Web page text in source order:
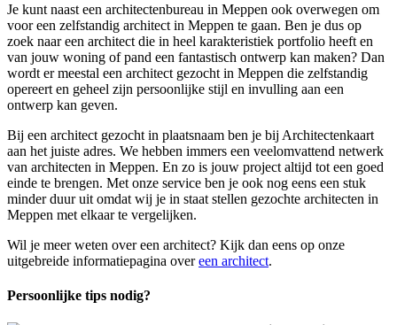
Je kunt naast een architectenbureau in Meppen ook overwegen om
voor een zelfstandig architect in Meppen te gaan. Ben je dus op
zoek naar een architect die in heel karakteristiek portfolio heeft en
van jouw woning of pand een fantastisch ontwerp kan maken? Dan
wordt er meestal een architect gezocht in Meppen die zelfstandig
opereert en geheel zijn persoonlijke stijl en invulling aan een
ontwerp kan geven.
Bij een architect gezocht in plaatsnaam ben je bij Architectenkaart
aan het juiste adres. We hebben immers een veelomvattend netwerk
van architecten in Meppen. En zo is jouw project altijd tot een goed
einde te brengen. Met onze service ben je ook nog eens een stuk
minder duur uit omdat wij je in staat stellen gezochte architecten in
Meppen met elkaar te vergelijken.
Wil je meer weten over een architect? Kijk dan eens op onze
uitgebreide informatiepagina overeen architect.
Persoonlijke tips nodig?